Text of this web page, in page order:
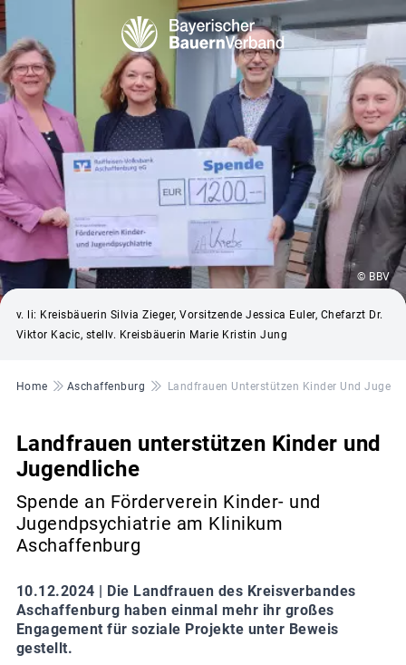
© BBV
v. li: Kreisbäuerin Silvia Zieger, Vorsitzende Jessica Euler, Chefarzt Dr.
Viktor Kacic, stellv. Kreisbäuerin Marie Kristin Jung
Pfadnavigation
Home Aschaffenburg Landfrauen Unterstützen Kinder Und
Landfrauen unterstützen Kinder und
Jugendliche
Spende an Förderverein Kinder- und
Jugendpsychiatrie am Klinikum
Aschaffenburg
10.12.2024 |
Die Landfrauen des Kreisverbandes
Aschaffenburg haben einmal mehr ihr großes
Engagement für soziale Projekte unter Beweis
gestellt.